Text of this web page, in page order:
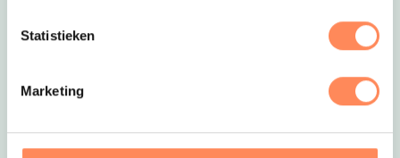
Statistieken
Marketing
kunnen spelen! Lees meer over